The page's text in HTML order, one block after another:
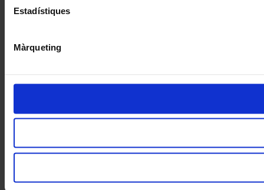
Estadístiques
Màrqueting